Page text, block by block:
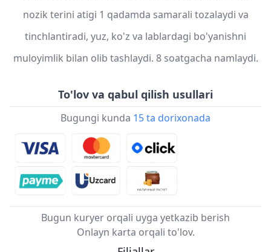
nozik terini atigi 1 qadamda samarali tozalaydi va
tinchlantiradi, yuz, ko'z va lablardagi bo'yanishni
muloyimlik bilan olib tashlaydi. 8 soatgacha namlaydi.
To'lov va qabul qilish usullari
Bugungi kunda 15 ta dorixonada
Bugun kuryer orqali uyga yetkazib berish
Onlayn karta orqali to'lov.